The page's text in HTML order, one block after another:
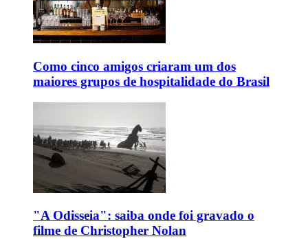
Como cinco amigos criaram um dos
maiores grupos de hospitalidade do Brasil
"A Odisseia": saiba onde foi gravado o
filme de Christopher Nolan